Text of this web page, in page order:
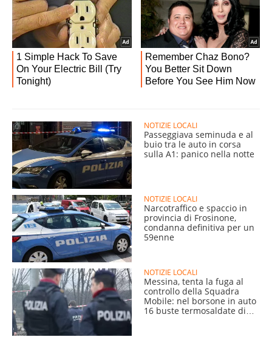
NOTIZIE LOCALI
Passeggiava seminuda e al
buio tra le auto in corsa
sulla A1: panico nella notte
NOTIZIE LOCALI
Narcotraffico e spaccio in
provincia di Frosinone,
condanna definitiva per un
59enne
NOTIZIE LOCALI
Messina, tenta la fuga al
controllo della Squadra
Mobile: nel borsone in auto
16 buste termosaldate di